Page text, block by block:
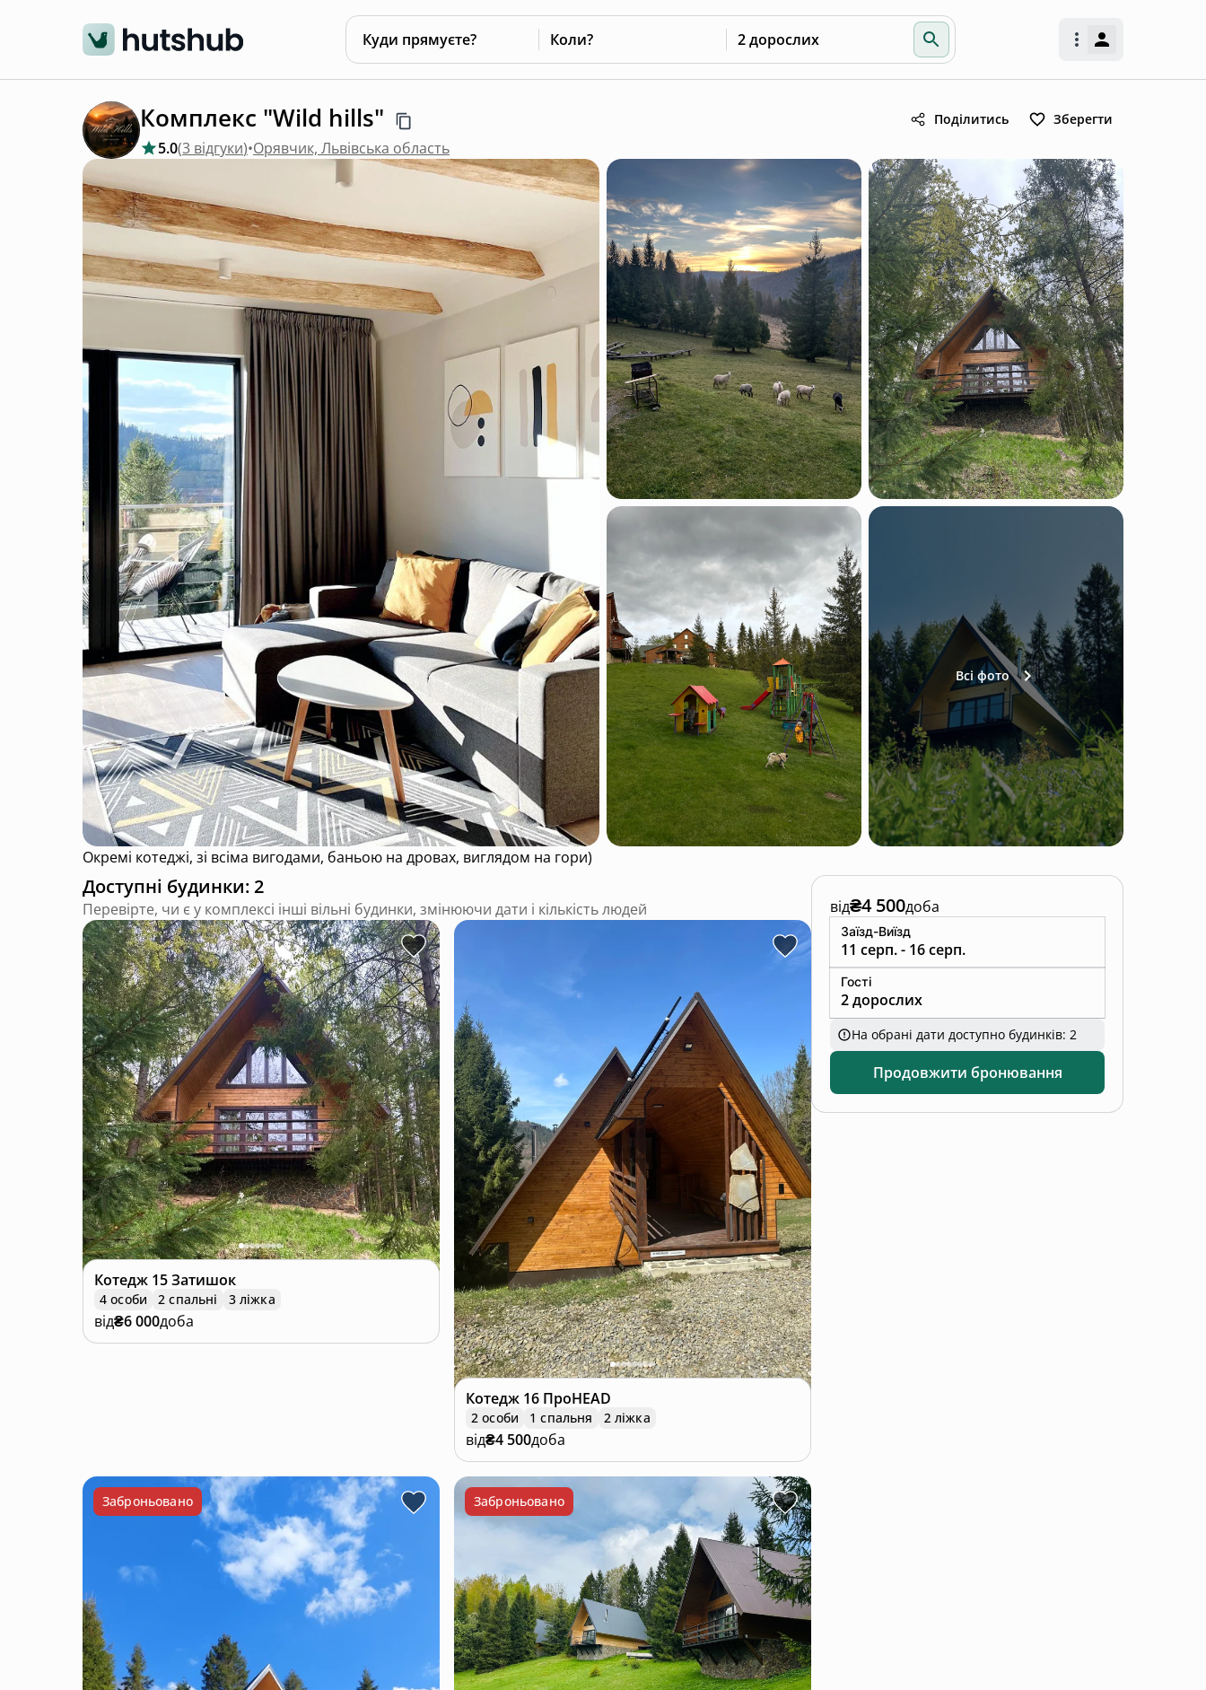
Куди прямуєте? Коли? 2 дорослих
Комплекс "Wild hills" Поділитись Зберегти
5.0(3 відгуки)•Орявчик, Львівська область
Всі фото
Окремі котеджі, зі всіма вигодами, баньою на дровах, виглядом на гори)
Доступні будинки: 2
Перевірте, чи є у комплексі інші вільні будинки, змінюючи дати і кількість людей
Котедж 15 Затишок
4 особи 2 спальні 3 ліжка
від₴6 000доба
Котедж 16 ПроHEAD
2 особи 1 спальня 2 ліжка
від₴4 500доба
Заброньовано Заброньовано
від₴4 500доба
Заїзд-Виїзд
11 серп. - 16 серп.
Гості
2 дорослих
На обрані дати доступно будинків: 2
Продовжити бронювання